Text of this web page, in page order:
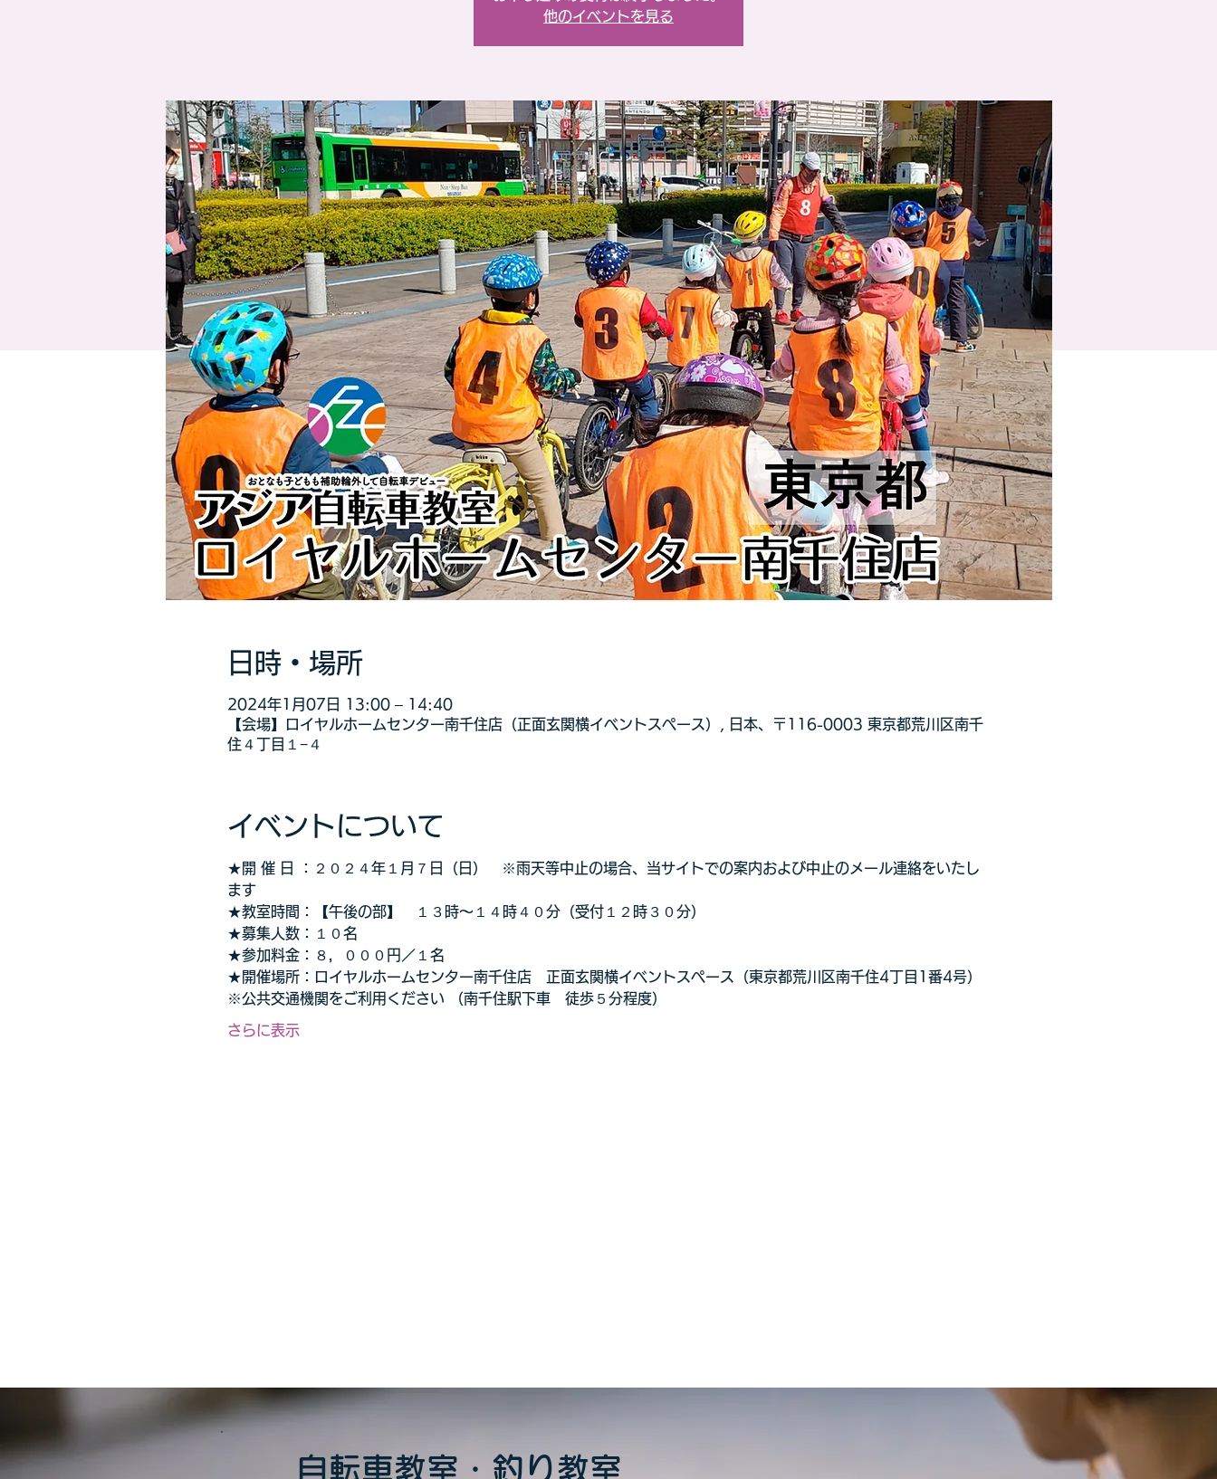
他のイベントを見る
日時・場所
2024年1月07日 13:00 – 14:40
【会場】ロイヤルホームセンター南千住店（正面玄関横イベントスペース）, 日本、〒116-0003 東京都荒川区南千
住４丁目１−４
イベントについて
★開 催 日 ：２０２４年１月７日（日）　※雨天等中止の場合、当サイトでの案内および中止のメール連絡をいたし
ます
★教室時間：【午後の部】　１３時～１４時４０分（受付１２時３０分）
★募集人数：１０名
★参加料金：８，０００円／１名
★開催場所：ロイヤルホームセンター南千住店　正面玄関横イベントスペース（東京都荒川区南千住4丁目1番4号）
※公共交通機関をご利用ください （南千住駅下車　徒歩５分程度）
さらに表示
このイベントをシェア
自転車教室・釣り教室